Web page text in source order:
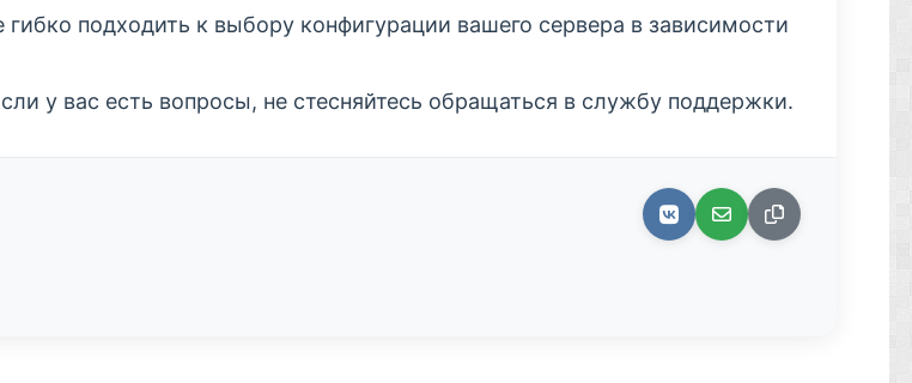
подходить к выбору конфигурации вашего сервера в зависимости
у вас есть вопросы, не стесняйтесь обращаться в службу поддержки.